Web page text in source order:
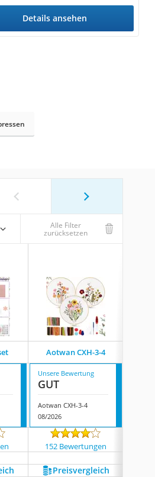
Details ansehen
Alle Filter
zurücksetzen
Aotwan CXH-3-4
Unsere Bewertung
GUT
Aotwan CXH-3-4
08/2026
152 Bewertungen
Preis­vergleich